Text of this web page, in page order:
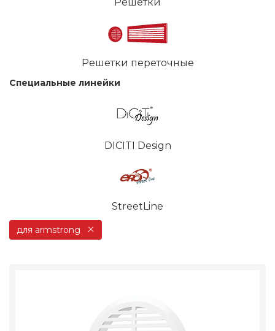
Решетки
Решетки переточные
Специальные линейки
DICITI Design
StreetLine
для armstrong